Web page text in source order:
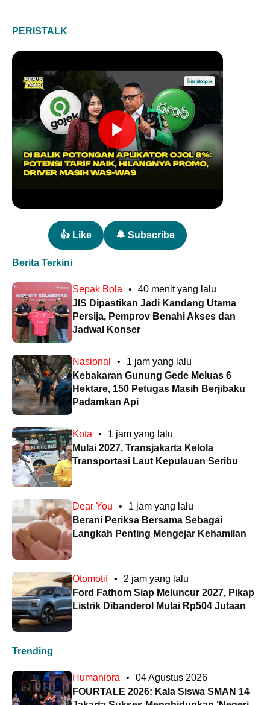
PERISTALK
👍 Like 🔔 Subscribe
Berita Terkini
Sepak Bola •
40 menit yang lalu
JIS Dipastikan Jadi Kandang Utama
Persija, Pemprov Benahi Akses dan
Jadwal Konser
Nasional •
1 jam yang lalu
Kebakaran Gunung Gede Meluas 6
Hektare, 150 Petugas Masih Berjibaku
Padamkan Api
Kota •
1 jam yang lalu
Mulai 2027, Transjakarta Kelola
Transportasi Laut Kepulauan Seribu
Dear You •
1 jam yang lalu
Berani Periksa Bersama Sebagai
Langkah Penting Mengejar Kehamilan
Otomotif •
2 jam yang lalu
Ford Fathom Siap Meluncur 2027, Pikap
Listrik Dibanderol Mulai Rp504 Jutaan
Trending
Humaniora •
04 Agustus 2026
FOURTALE 2026: Kala Siswa SMAN 14